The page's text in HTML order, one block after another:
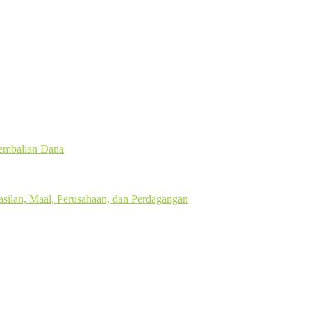
Dana
Maal, Perusahaan, dan Perdagangan